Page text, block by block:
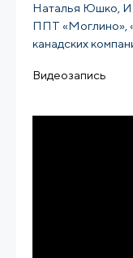
Наталья Юшко,
ППТ «Моглино»,
канадских
Видеозапись